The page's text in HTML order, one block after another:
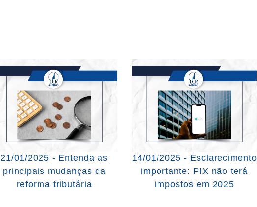
21/01/2025 - Entenda as
principais mudanças da
reforma tributária
14/01/2025 - Esclarecimento
importante: PIX não terá
impostos em 2025